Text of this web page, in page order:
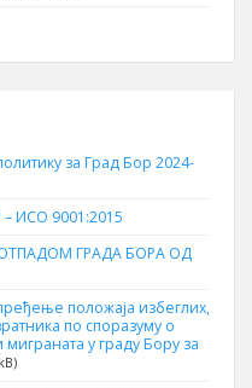
за Град Бор 2024-
ИСО 9001:2015
ГРАДА БОРА ОД
положаја избеглих,
по споразуму о
у граду Бору за